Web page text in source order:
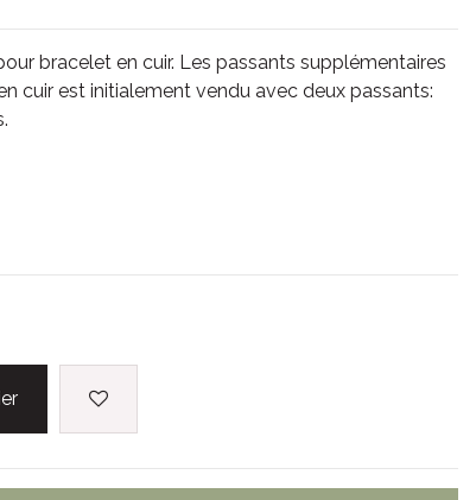
bracelet en cuir. Les passants supplémentaires
cuir est initialement vendu avec deux passants: